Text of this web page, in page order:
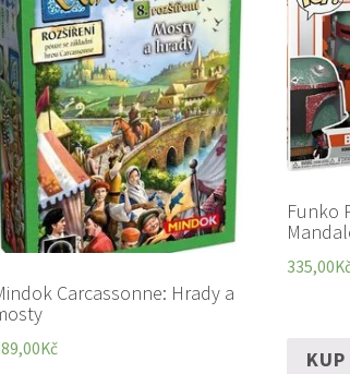
Carcassonne: Hrady a
Kč
Funko
335,00